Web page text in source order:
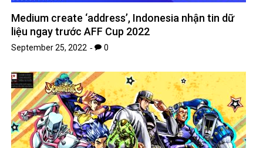
Medium create ‘address’, Indonesia nhận tin dữ
liệu ngay trước AFF Cup 2022
September 25, 2022 0